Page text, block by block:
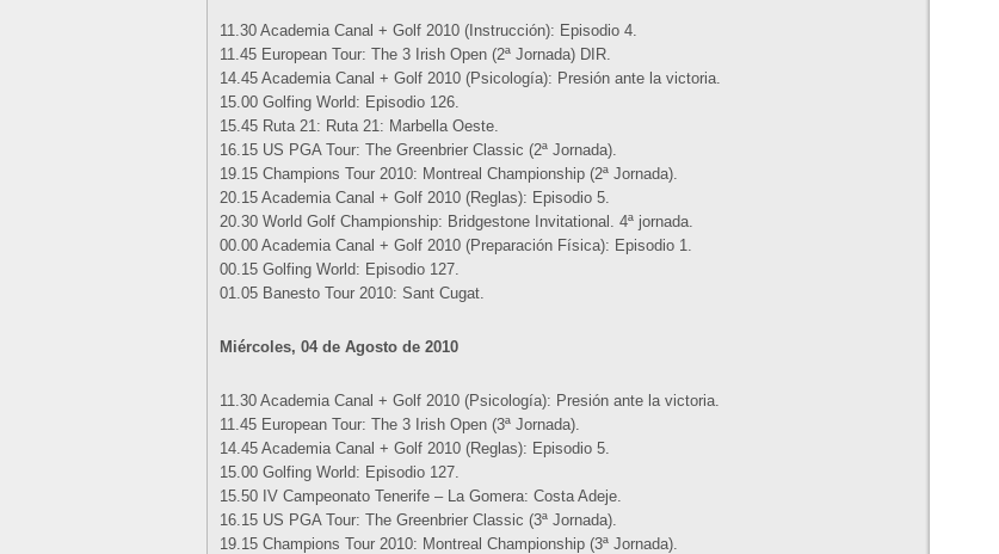
11.30 Academia Canal + Golf 2010 (Instrucción): Episodio 4.
11.45 European Tour: The 3 Irish Open (2ª Jornada) DIR.
14.45 Academia Canal + Golf 2010 (Psicología): Presión ante la victoria.
15.00 Golfing World: Episodio 126.
15.45 Ruta 21: Ruta 21: Marbella Oeste.
16.15 US PGA Tour: The Greenbrier Classic (2ª Jornada).
19.15 Champions Tour 2010: Montreal Championship (2ª Jornada).
20.15 Academia Canal + Golf 2010 (Reglas): Episodio 5.
20.30 World Golf Championship: Bridgestone Invitational. 4ª jornada.
00.00 Academia Canal + Golf 2010 (Preparación Física): Episodio 1.
00.15 Golfing World: Episodio 127.
01.05 Banesto Tour 2010: Sant Cugat.
Miércoles, 04 de Agosto de 2010
11.30 Academia Canal + Golf 2010 (Psicología): Presión ante la victoria.
11.45 European Tour: The 3 Irish Open (3ª Jornada).
14.45 Academia Canal + Golf 2010 (Reglas): Episodio 5.
15.00 Golfing World: Episodio 127.
15.50 IV Campeonato Tenerife – La Gomera: Costa Adeje.
16.15 US PGA Tour: The Greenbrier Classic (3ª Jornada).
19.15 Champions Tour 2010: Montreal Championship (3ª Jornada).